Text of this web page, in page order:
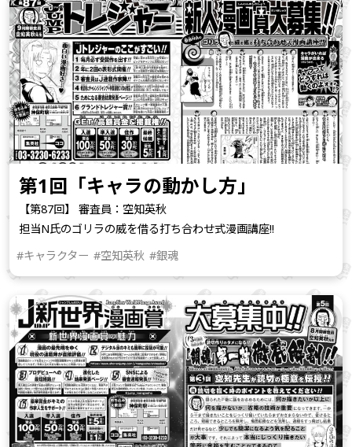
第1回「キャラの動かし方」
【第87回】 審査員：空知英秋
担当N氏のゴリラの威を借る打ち合わせ式漫画講座!!
#キャラクター #空知英秋 #銀魂